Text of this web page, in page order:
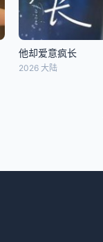
他却爱意疯长
2026 大陆